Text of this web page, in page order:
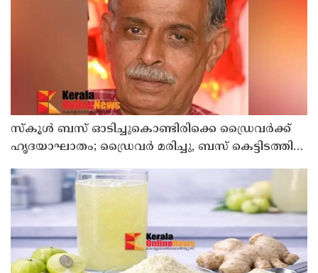
സ്കൂൾ ബസ് ഓടിച്ചുകൊണ്ടിരിക്കെ ഡ്രൈവർക്ക്
ഹൃദയാഘാതം; ഡ്രൈവർ മരിച്ചു, ബസ് കെട്ടിടത്തിൽ